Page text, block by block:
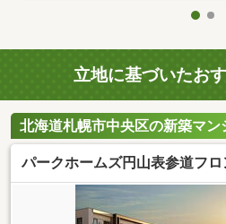
立地に基づいたお
北海道札幌市中央区の新築マン
パークホームズ円山表参道フ